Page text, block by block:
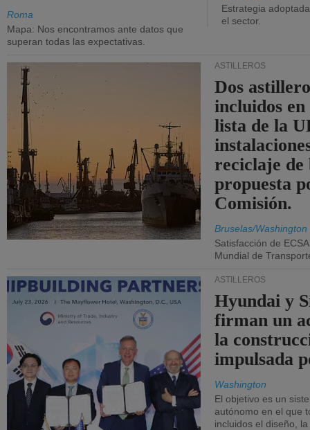
Roma
Mapa: Nos encontramos ante datos que
superan todas las expectativas.
Estrategia
el sector.
ASTILLEROS
Dos
incluidos
lista de la
reciclaje de
propuesta
Comisión.
Bruselas/Washington
Satisfacción de
Mundial de
ASTILLEROS
Hyundai y
firman un
la
impulsada
Washington
El objetivo es un
autónomo en el que
incluidos el diseño,